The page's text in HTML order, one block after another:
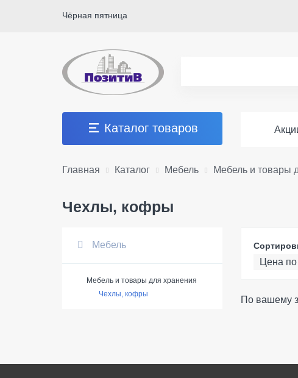
Чёрная пятница
Каталог товаров
Главная Каталог Мебель Мебель и товары
Чехлы, кофры
Мебель
Мебель и товары для хранения
Чехлы, кофры
Цена
По вашему